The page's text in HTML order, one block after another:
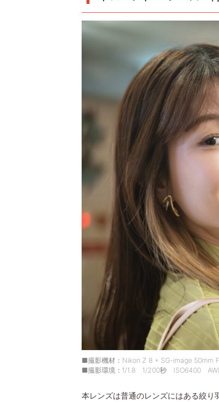
■撮影機材：Nikon Z 8 + SG-image 50mm
■撮影環境：f/1.8 1/200秒 ISO6400
本レンズは普通のレンズにはある絞